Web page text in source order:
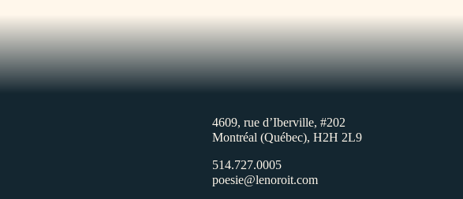
4609, rue d’Iberville, #202
Montréal (Québec), H2H 2L9
514.727.0005
poesie@lenoroit.com